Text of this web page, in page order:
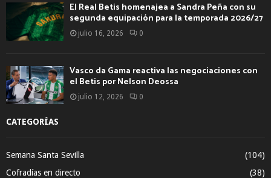
El Real Betis homenajea a Sandra Peña con su
segunda equipación para la temporada 2026/27
julio 16, 2026 0
Vasco da Gama reactiva las negociaciones con
el Betis por Nelson Deossa
julio 12, 2026 0
CATEGORÍAS
Semana Santa Sevilla
(104)
Cofradías en directo
(38)